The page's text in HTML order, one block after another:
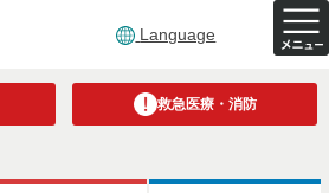
Language
救急医療・消防